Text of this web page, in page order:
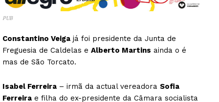
PUB
Constantino Veiga já foi presidente da Junta de
Freguesia de Caldelas e Alberto Martins ainda o é
mas de São Torcato.
Isabel Ferreira – irmã da actual vereadora Sofia
Ferreira e filha do ex-presidente da Câmara socialista